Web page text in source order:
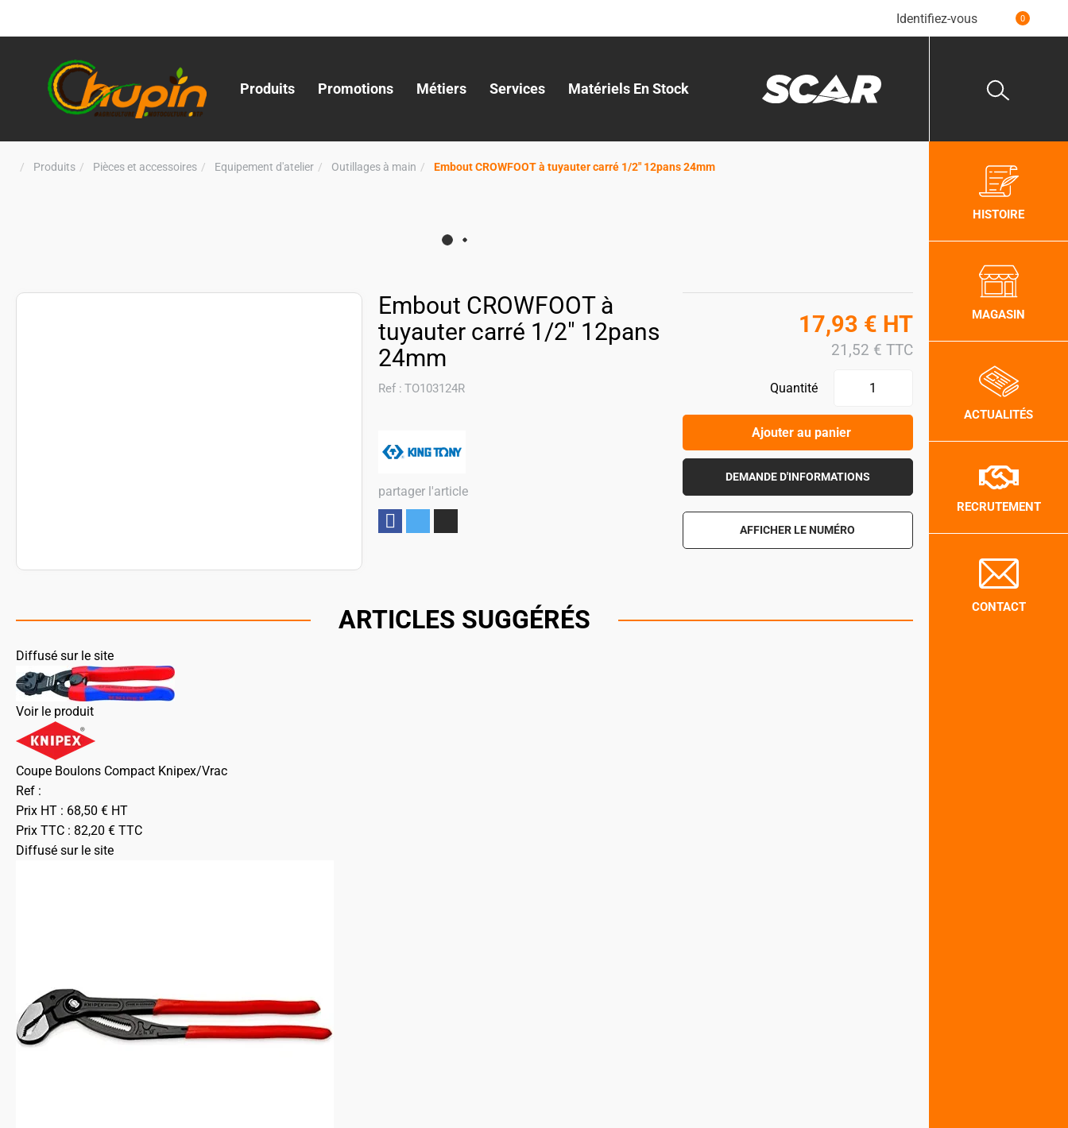
Identifiez-vous 0
Produits Promotions Métiers Services Matériels En Stock
Produits Pièces et accessoires Equipement d'atelier Outillages à main Embout CROWFOOT à tuyauter carré 1/2" 12pans 24mm
Embout CROWFOOT à
tuyauter carré 1/2" 12pans
24mm
Ref : TO103124R
partager l'article
17,93 € HT
21,52 € TTC
Quantité
Ajouter au panier
DEMANDE D'INFORMATIONS
AFFICHER LE NUMÉRO
ARTICLES SUGGÉRÉS
Diffusé sur le site
Voir le produit
Coupe Boulons Compact Knipex/Vrac
Ref :
Prix HT : 68,50 € HT
Prix TTC : 82,20 € TTC
Diffusé sur le site
HISTOIRE
MAGASIN
ACTUALITÉS
RECRUTEMENT
CONTACT